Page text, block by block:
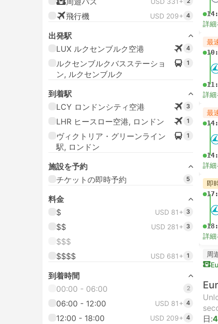
飛行機 USD 209+ 4
出発駅
LUX ルクセンブルク空港
4
ルクセンブルクバスステーショ
ン, ルクセンブルク
1
到着駅
LCY ロンドンシティ空港
3
LHR ヒースロー空港, ロンドン 1
ヴィクトリア・グリーンライン
駅, ロンドン
1
施設を予約
チケットの即時予約
5
料金
$
USD 81+ 3
$$ USD 281+ 3
$$$
$$$$
USD 681+ 1
到着時間
00:00 - 06:00
2
06:00 - 12:00 USD 81+ 4
12:00 - 18:00 USD 209+ 4
詳細
最
詳細
最
詳細
即
詳細
周
日: